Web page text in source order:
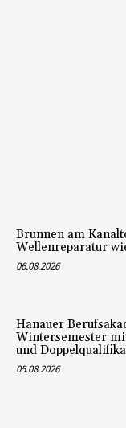
Brunnen am
Wellenreparatur
06.08.2026
Hanauer
Wintersemester
und
05.08.2026